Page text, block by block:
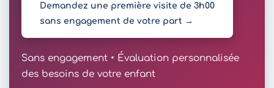
Demandez une première visite de 3h00
sans engagement de votre part →
Sans engagement • Évaluation personnalisée
des besoins de votre enfant